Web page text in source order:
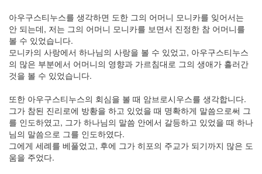
아우구스티누스를 생각하면 도한 그의 어머니 모니카를 잊어서는
안 되는데, 저는 그의 어머니 모니카를 보면서 진정한 참 어머니를
볼 수 있었습니다.
모니카의 사랑에서 하나님의 사랑을 볼 수 있었고, 아우구스티누스
의 많은 부분에서 어머니의 영향과 가르침대로 그의 생애가 흘러간
것을 볼 수 있었습니다.
또한 아우구스티누스의 회심을 볼 때 암브로시우스를 생각합니다.
그가 참된 진리로에 방황을 하고 있었을 때 명확하게 말씀으로써 그
를 인도하였고, 그가 하나님의 말씀 안에서 갈등하고 있었을 때 하나
님의 말씀으로 그를 인도하였다.
그에게 세례를 베풀었고, 후에 그가 히포의 주교가 되기까지 많은 도
움을 주었다.